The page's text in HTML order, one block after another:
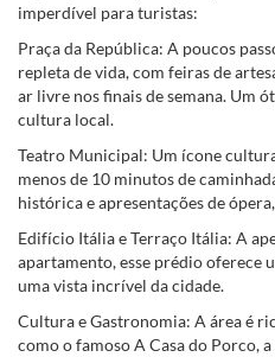
imperdível para turistas:
Praça da República: A poucos
repleta de vida, com feiras de
ar livre nos finais de semana. Um
cultura local.
Teatro Municipal: Um ícone
menos de 10 minutos de
histórica e apresentações de
Edifício Itália e Terraço Itália: A
apartamento, esse prédio oferece
uma vista incrível da cidade.
Cultura e Gastronomia: A área é
como o famoso A Casa do Porco,